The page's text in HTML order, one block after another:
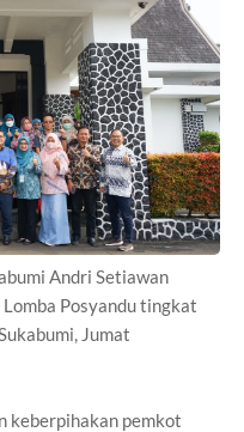
Andri Setiawan
Posyandu tingkat
Jumat
keberpihakan pemkot